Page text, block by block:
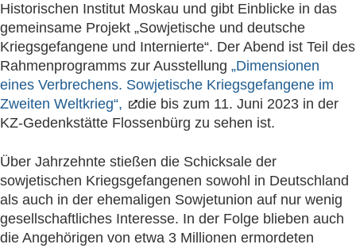
Historischen Institut Moskau und gibt Einblicke in das
gemeinsame Projekt „Sowjetische und deutsche
Kriegsgefangene und Internierte“. Der Abend ist Teil des
Rahmenprogramms zur Ausstellung „Dimensionen
eines Verbrechens. Sowjetische Kriegsgefangene im
Zweiten Weltkrieg“,
die bis zum 11. Juni 2023 in der
KZ-Gedenkstätte Flossenbürg zu sehen ist.
Über Jahrzehnte stießen die Schicksale der
sowjetischen Kriegsgefangenen sowohl in Deutschland
als auch in der ehemaligen Sowjetunion auf nur wenig
gesellschaftliches Interesse. In der Folge blieben auch
die Angehörigen von etwa 3 Millionen ermordeten